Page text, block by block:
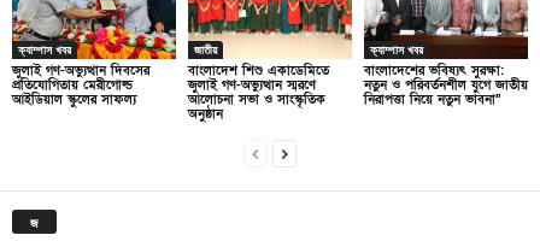
ক্যাম্পাস খবর
জুলাই গণ-অভ্যুত্থান দিবসের
প্রতিযোগিতায় মেরীগোল্ড
আইডিয়াল স্কুলের সাফল্য
জাতীয়
বাংলাদেশ শিশু একাডেমিতে
জুলাই গণ-অভ্যুত্থান স্মরণে
আলোচনা সভা ও সাংস্কৃতিক
অনুষ্ঠান
ক্যাম্পাস খবর
বাংলাদেশের ভবিষ্যৎ সুরক্ষা:
নতুন ও পরিবর্তনশীল যুগে জাতীয়
নিরাপত্তা নিয়ে নতুন ভাবনা”
জ